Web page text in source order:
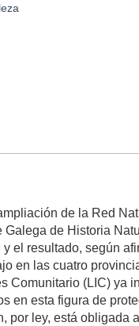
de la Red
de Historia
el resultado, según
en las cuatro
Comunitario (LIC) ya
en esta figura de
ley, está obligada